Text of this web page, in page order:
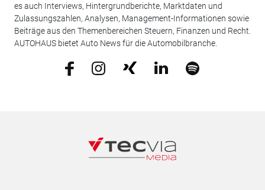
es auch Interviews, Hintergrundberichte, Marktdaten und
Zulassungszahlen, Analysen, Management-Informationen sowie
Beiträge aus den Themenbereichen Steuern, Finanzen und Recht.
AUTOHAUS bietet Auto News für die Automobilbranche.